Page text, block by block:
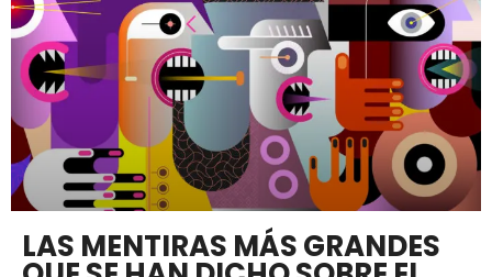
LAS MENTIRAS MÁS GRANDES